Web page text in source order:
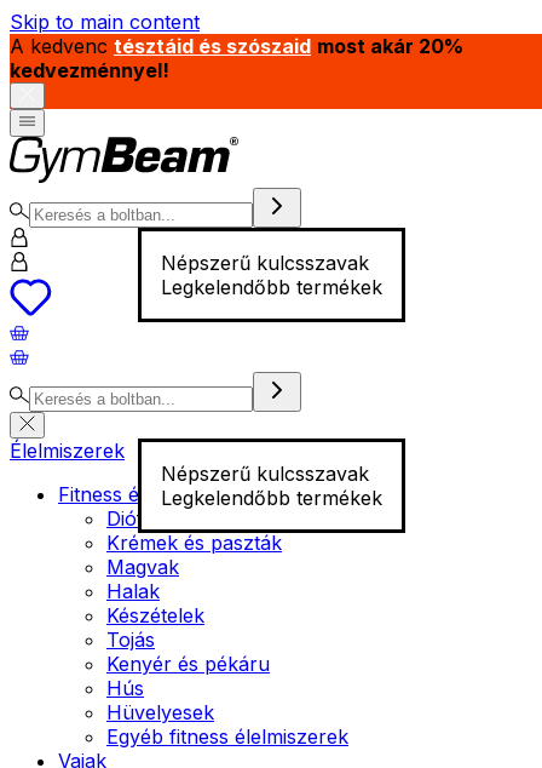
Skip to main content
A kedvenc tésztáid és szószaid most akár 20%
kedvezménnyel!
Népszerű kulcsszavak
Legkelendőbb termékek
Népszerű kulcsszavak
Legkelendőbb termékek
Élelmiszerek
Fitness élelmiszer
Diófélék
Krémek és paszták
Magvak
Halak
Készételek
Tojás
Kenyér és pékáru
Hús
Hüvelyesek
Egyéb fitness élelmiszerek
Vajak